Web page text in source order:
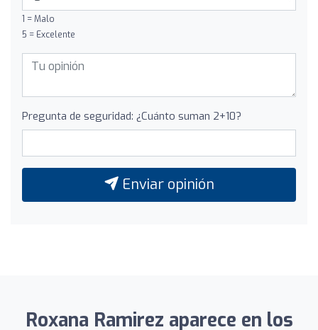
1 = Malo
5 = Excelente
Pregunta de seguridad: ¿Cuánto suman 2+10?
Enviar opinión
Roxana Ramirez aparece en los